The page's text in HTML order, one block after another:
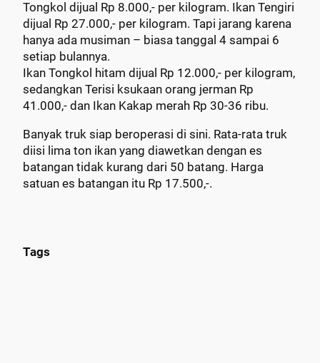
Tongkol dijual Rp 8.000,- per kilogram. Ikan Tengiri
dijual Rp 27.000,- per kilogram. Tapi jarang karena
hanya ada musiman – biasa tanggal 4 sampai 6
setiap bulannya.
Ikan Tongkol hitam dijual Rp 12.000,- per kilogram,
sedangkan Terisi ksukaan orang jerman Rp
41.000,- dan Ikan Kakap merah Rp 30-36 ribu.
Banyak truk siap beroperasi di sini. Rata-rata truk
diisi lima ton ikan yang diawetkan dengan es
batangan tidak kurang dari 50 batang. Harga
satuan es batangan itu Rp 17.500,-.
Tags